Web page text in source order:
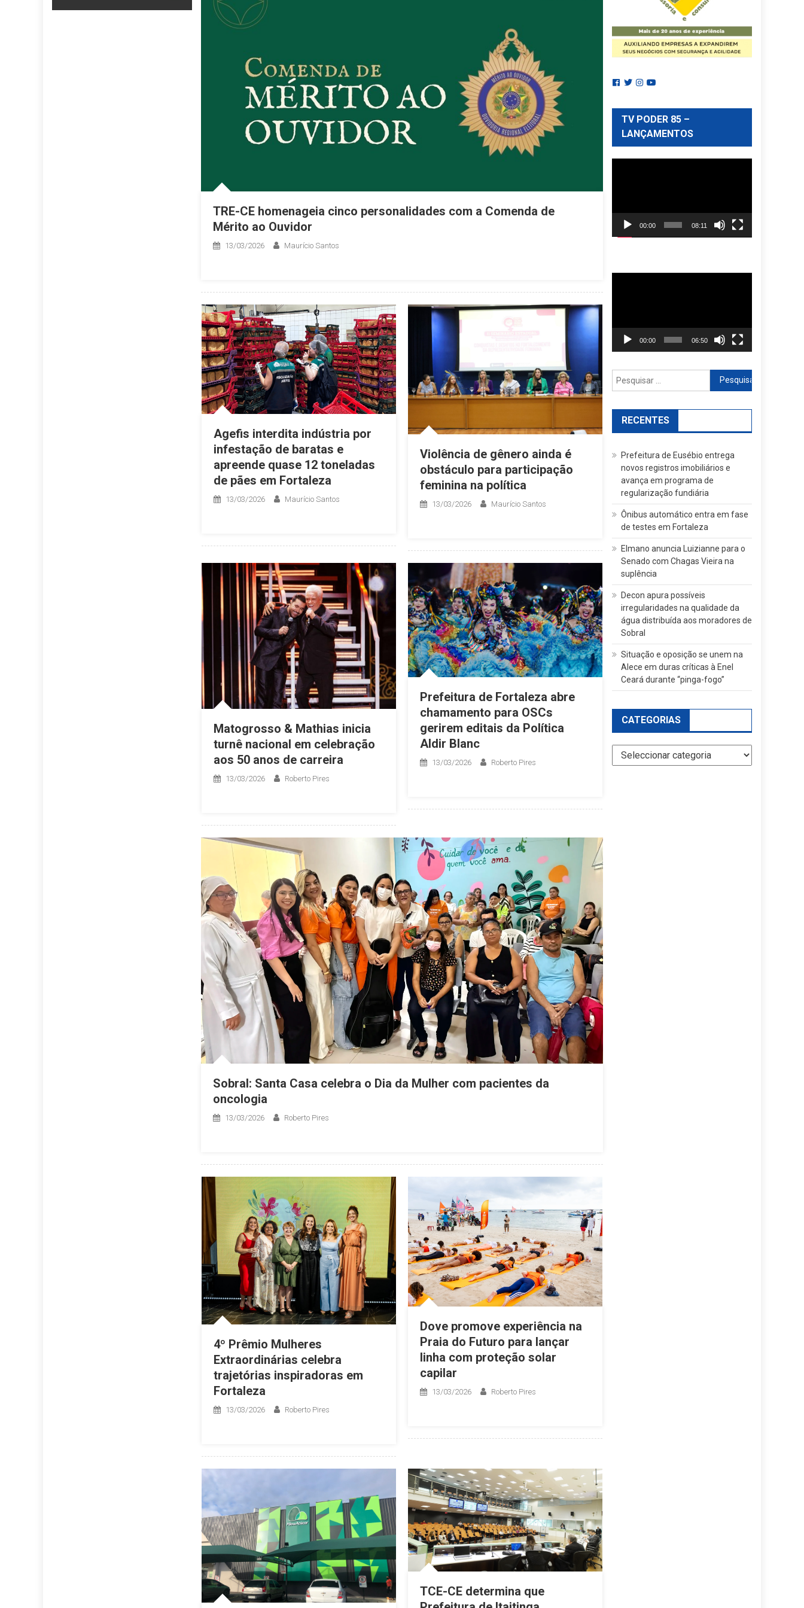
TRE-CE homenageia cinco personalidades com a Comenda de
Mérito ao Ouvidor
13/03/2026 Maurício Santos
Agefis interdita indústria por
infestação de baratas e
apreende quase 12 toneladas
de pães em Fortaleza
13/03/2026 Maurício Santos
Violência de gênero ainda é
obstáculo para participação
feminina na política
13/03/2026 Maurício Santos
Matogrosso & Mathias inicia
turnê nacional em celebração
aos 50 anos de carreira
13/03/2026 Roberto Pires
Prefeitura de Fortaleza abre
chamamento para OSCs
gerirem editais da Política
Aldir Blanc
13/03/2026 Roberto Pires
Sobral: Santa Casa celebra o Dia da Mulher com pacientes da
oncologia
13/03/2026 Roberto Pires
4º Prêmio Mulheres
Extraordinárias celebra
trajetórias inspiradoras em
Fortaleza
13/03/2026 Roberto Pires
Dove promove experiência na
Praia do Futuro para lançar
linha com proteção solar
capilar
13/03/2026 Roberto Pires
TCE-CE determina que
TV PODER 85 –
LANÇAMENTOS
00:00 08:11
00:00 06:50
Pesquisar
por:
RECENTES
Prefeitura de Eusébio entrega
novos registros imobiliários e
avança em programa de
regularização fundiária
Ônibus automático entra em fase
de testes em Fortaleza
Elmano anuncia Luizianne para o
Senado com Chagas Vieira na
suplência
Decon apura possíveis
irregularidades na qualidade da
água distribuída aos moradores de
Sobral
Situação e oposição se unem na
Alece em duras críticas à Enel
Ceará durante “pinga-fogo”
CATEGORIAS
Categorias